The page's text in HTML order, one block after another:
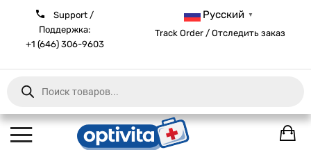
Support /
Поддержка:
+1 (646) 306-9603
Русский ▼
Track Order / Отследить заказ
Products
search